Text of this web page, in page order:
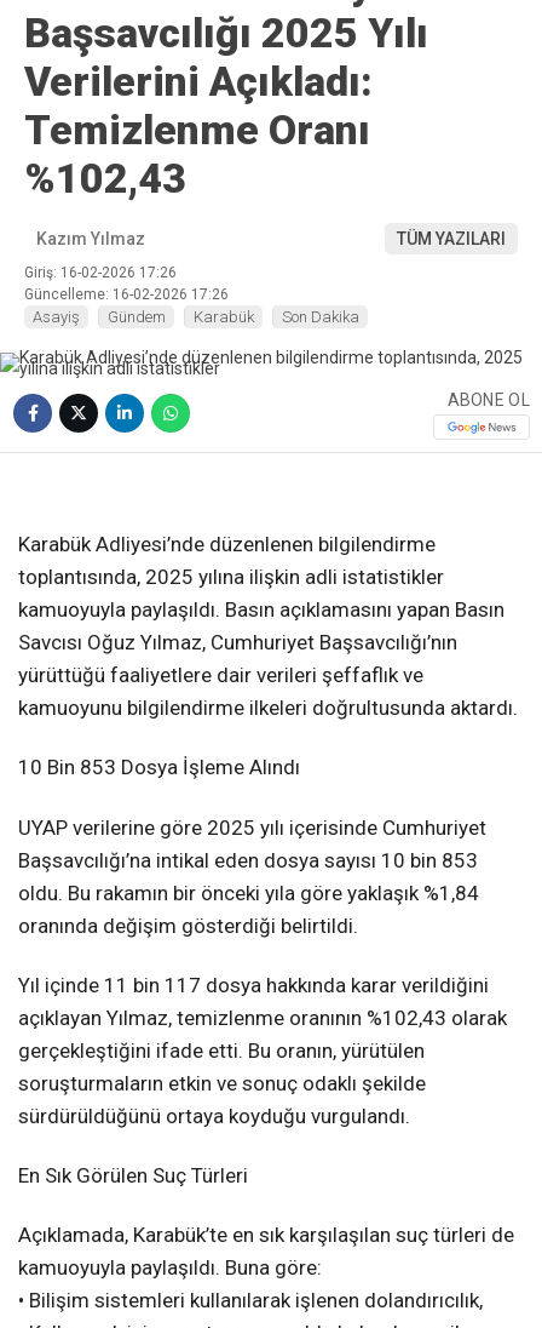
Başsavcılığı 2025 Yılı
Verilerini Açıkladı:
Temizlenme Oranı
%102,43
Kazım Yılmaz TÜM YAZILARI
Giriş: 16-02-2026 17:26
Güncelleme: 16-02-2026 17:26
Asayiş Gündem Karabük Son Dakika
ABONE OL
Karabük Adliyesi’nde düzenlenen bilgilendirme
toplantısında, 2025 yılına ilişkin adli istatistikler
kamuoyuyla paylaşıldı. Basın açıklamasını yapan Basın
Savcısı Oğuz Yılmaz, Cumhuriyet Başsavcılığı’nın
yürüttüğü faaliyetlere dair verileri şeffaflık ve
kamuoyunu bilgilendirme ilkeleri doğrultusunda aktardı.
10 Bin 853 Dosya İşleme Alındı
UYAP verilerine göre 2025 yılı içerisinde Cumhuriyet
Başsavcılığı’na intikal eden dosya sayısı 10 bin 853
oldu. Bu rakamın bir önceki yıla göre yaklaşık %1,84
oranında değişim gösterdiği belirtildi.
Yıl içinde 11 bin 117 dosya hakkında karar verildiğini
açıklayan Yılmaz, temizlenme oranının %102,43 olarak
gerçekleştiğini ifade etti. Bu oranın, yürütülen
soruşturmaların etkin ve sonuç odaklı şekilde
sürdürüldüğünü ortaya koyduğu vurgulandı.
En Sık Görülen Suç Türleri
Açıklamada, Karabük’te en sık karşılaşılan suç türleri de
kamuoyuyla paylaşıldı. Buna göre:
• Bilişim sistemleri kullanılarak işlenen dolandırıcılık,